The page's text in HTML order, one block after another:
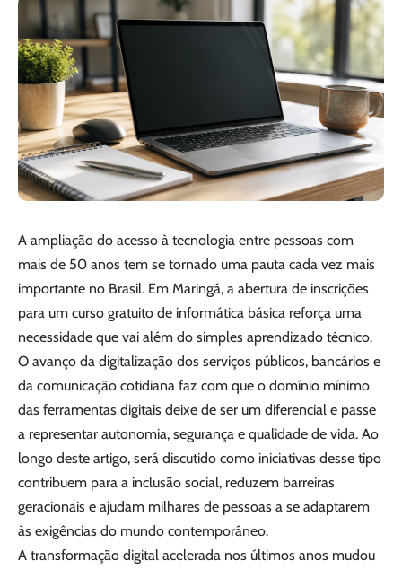
A ampliação do acesso à tecnologia entre pessoas com
mais de 50 anos tem se tornado uma pauta cada vez mais
importante no Brasil. Em Maringá, a abertura de inscrições
para um curso gratuito de informática básica reforça uma
necessidade que vai além do simples aprendizado técnico.
O avanço da digitalização dos serviços públicos, bancários e
da comunicação cotidiana faz com que o domínio mínimo
das ferramentas digitais deixe de ser um diferencial e passe
a representar autonomia, segurança e qualidade de vida. Ao
longo deste artigo, será discutido como iniciativas desse tipo
contribuem para a inclusão social, reduzem barreiras
geracionais e ajudam milhares de pessoas a se adaptarem
às exigências do mundo contemporâneo.
A transformação digital acelerada nos últimos anos mudou